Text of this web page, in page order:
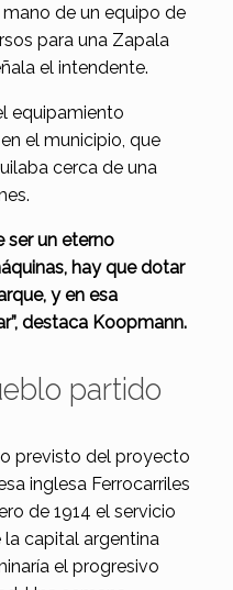
de un equipo de
para una Zapala
el intendente.
equipamiento
el municipio, que
cerca de una
ser un eterno
hay que dotar
y en esa
destaca Koopmann.
partido
previsto del proyecto
inglesa Ferrocarriles
de 1914 el servicio
capital argentina
el progresivo